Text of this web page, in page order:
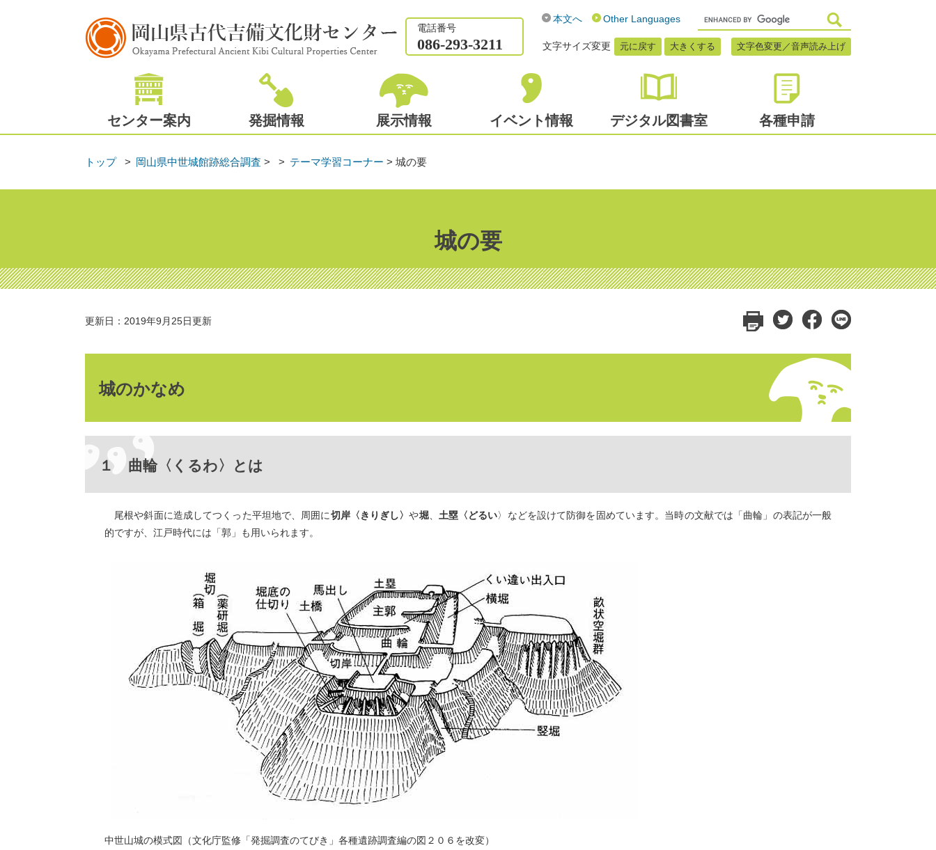
電話番号
086-293-3211
本文へ Other Languages
文字サイズ変更 元に戻す 大きくする 文字色変更／音声読み上げ
センター案内 発掘情報 展示情報 イベント情報 デジタル図書室 各種申請
トップ 岡山県中世城館跡総合調査 > テーマ学習コーナー > 城の要
城の要
更新日：2019年9月25日更新
城のかなめ
１ 曲輪〈くるわ〉とは
尾根や斜面に造成してつくった平坦地で、周囲に切岸〈きりぎし〉や堀、 土塁〈どるい〉などを設けて防御を固めています。当時の文献では「曲輪」の表記が一般
的ですが、江戸時代には「郭」も用いられます。
中世山城の模式図（文化庁監修「発掘調査のてびき」各種遺跡調査編の図２０６を改変）